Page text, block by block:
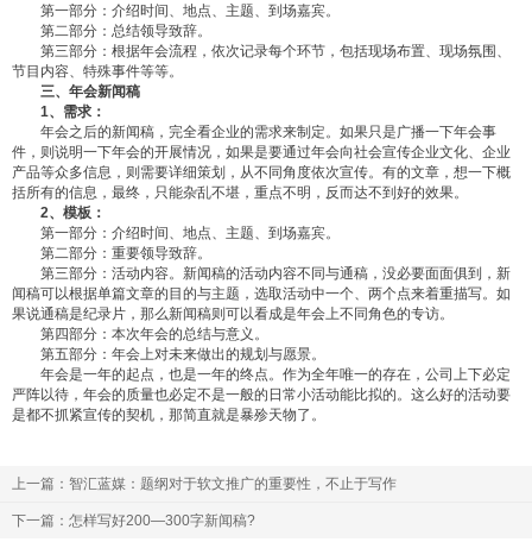
第一部分：介绍时间、地点、主题、到场嘉宾。
第二部分：总结领导致辞。
第三部分：根据年会流程，依次记录每个环节，包括现场布置、现场氛围、
节目内容、特殊事件等等。
三、年会新闻稿
1、需求：
年会之后的新闻稿，完全看企业的需求来制定。如果只是广播一下年会事
件，则说明一下年会的开展情况，如果是要通过年会向社会宣传企业文化、企业
产品等众多信息，则需要详细策划，从不同角度依次宣传。有的文章，想一下概
括所有的信息，最终，只能杂乱不堪，重点不明，反而达不到好的效果。
2、模板：
第一部分：介绍时间、地点、主题、到场嘉宾。
第二部分：重要领导致辞。
第三部分：活动内容。新闻稿的活动内容不同与通稿，没必要面面俱到，新
闻稿可以根据单篇文章的目的与主题，选取活动中一个、两个点来着重描写。如
果说通稿是纪录片，那么新闻稿则可以看成是年会上不同角色的专访。
第四部分：本次年会的总结与意义。
第五部分：年会上对未来做出的规划与愿景。
年会是一年的起点，也是一年的终点。作为全年唯一的存在，公司上下必定
严阵以待，年会的质量也必定不是一般的日常小活动能比拟的。这么好的活动要
是都不抓紧宣传的契机，那简直就是暴殄天物了。
上一篇：智汇蓝媒：题纲对于软文推广的重要性，不止于写作
下一篇：怎样写好200—300字新闻稿?